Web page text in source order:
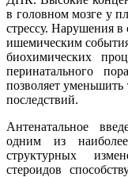
в головном мозге у
стрессу. Нарушения в
ишемическим
биохимических
перинатального
позволяет
последствий.
Антенатальное
одним из
структурных
стероидов